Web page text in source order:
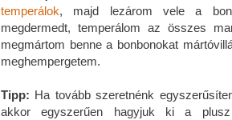
temperálok, majd lezárom vele a
megdermedt, temperálom az összes
megmártom benne a bonbonokat
meghempergetem.
Tipp: Ha tovább szeretnénk
akkor egyszerűen hagyjuk ki a